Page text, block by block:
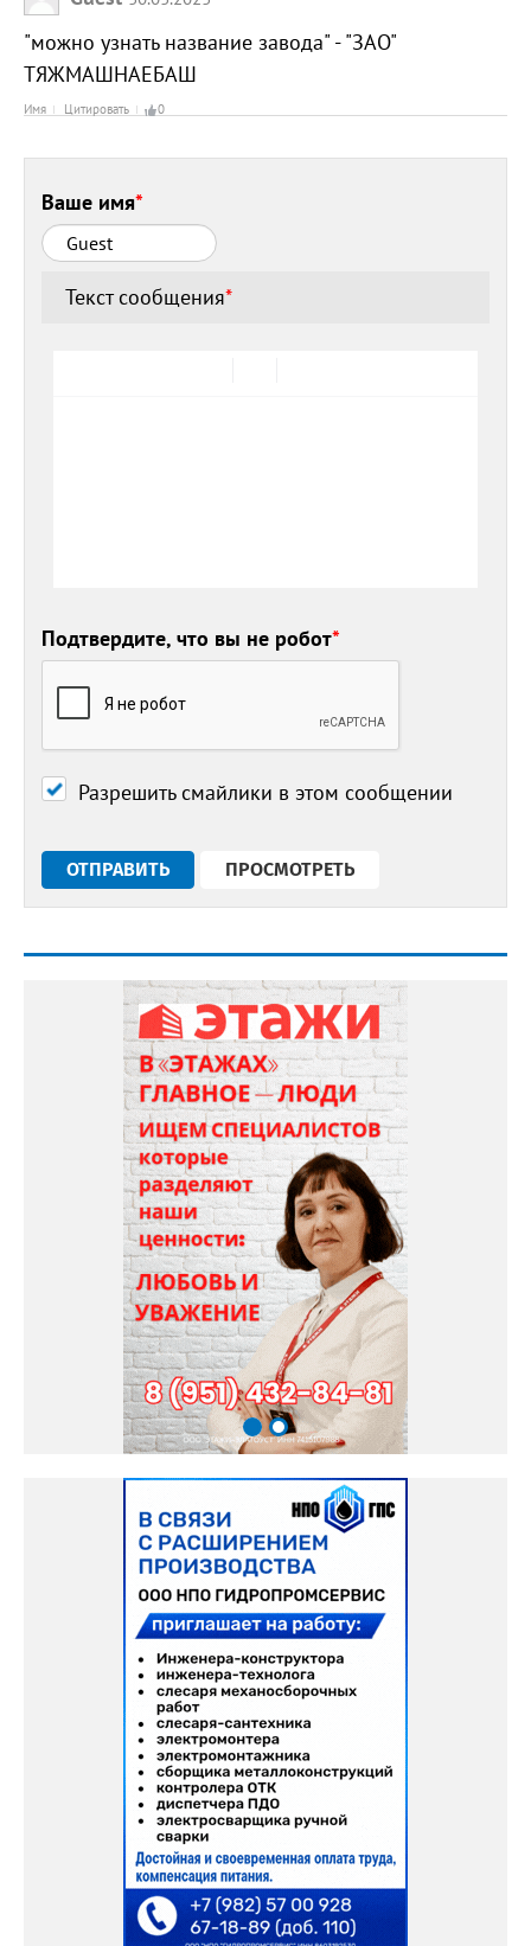
"можно узнать название завода" - "ЗАО"
ТЯЖМАШНАЕБАШ
Имя Цитировать 0
Ваше имя*
Текст сообщения*
Подтвердите, что вы не робот*
Разрешить смайлики в этом сообщении